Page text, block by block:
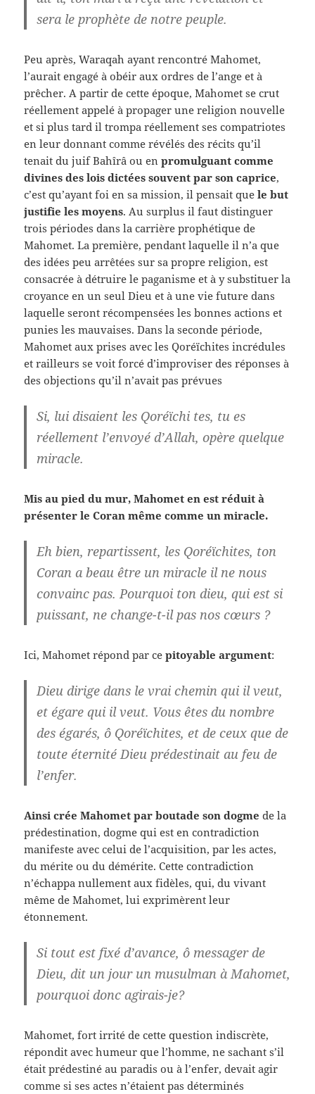
sera le prophète de notre peuple.
Peu après, Waraqah ayant rencontré Mahomet,
l’aurait engagé à obéir aux ordres de l’ange et à
prêcher. A partir de cette époque, Mahomet se crut
réellement appelé à propager une religion nouvelle
et si plus tard il trompa réellement ses compatriotes
en leur donnant comme révélés des récits qu’il
tenait du juif Bahîrâ ou en promulguant comme
divines des lois dictées souvent par son caprice,
c’est qu’ayant foi en sa mission, il pensait quele but
justifie les moyens. Au surplus il faut distinguer
trois périodes dans la carrière prophétique de
Mahomet. La première, pendant laquelle il n’a que
des idées peu arrêtées sur sa propre religion, est
consacrée à détruire le paganisme et à y substituer la
croyance en un seul Dieu et à une vie future dans
laquelle seront récompensées les bonnes actions et
punies les mauvaises. Dans la seconde période,
Mahomet aux prises avec les Qoréïchites incrédules
et railleurs se voit forcé d’improviser des réponses à
des objections qu’il n’avait pas prévues
Si, lui disaient les Qoréïchi tes, tu es
réellement l’envoyé d’Allah, opère quelque
miracle.
Mis au pied du mur, Mahomet en est réduit à
présenter le Coran même comme un miracle.
Eh bien, repartissent, les Qoréïchites, ton
Coran a beau être un miracle il ne nous
convainc pas. Pourquoi ton dieu, qui est si
puissant, ne change-t-il pas nos cœurs ?
Ici, Mahomet répond par cepitoyable argument:
Dieu dirige dans le vrai chemin qui il veut,
et égare qui il veut. Vous êtes du nombre
des égarés, ô Qoréïchites, et de ceux que de
toute éternité Dieu prédestinait au feu de
l’enfer.
Ainsi crée Mahomet par boutade son dogme de la
prédestination, dogme qui est en contradiction
manifeste avec celui de l’acquisition, par les actes,
du mérite ou du démérite. Cette contradiction
n’échappa nullement aux fidèles, qui, du vivant
même de Mahomet, lui exprimèrent leur
étonnement.
Si tout est fixé d’avance, ô messager de
Dieu, dit un jour un musulman à Mahomet,
pourquoi donc agirais-je?
Mahomet, fort irrité de cette question indiscrète,
répondit avec humeur que l’homme, ne sachant s’il
était prédestiné au paradis ou à l’enfer, devait agir
comme si ses actes n’étaient pas déterminés